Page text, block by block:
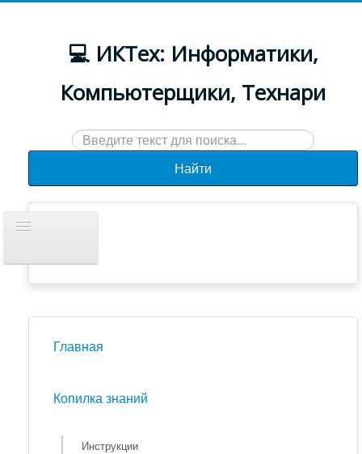
💻 ИКТех: Информатики,
Компьютерщики, Технари
Искать...
Найти
навигацию
Новости
Главная
Копилка знаний
Инструкции